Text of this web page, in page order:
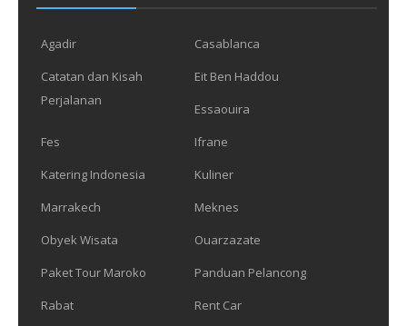
Agadir
Casablanca
Catatan dan Kisah
Perjalanan
Eit Ben Haddou
Essaouira
Fes
Ifrane
Katering Indonesia
Kuliner
Marrakech
Meknes
Obyek Wisata
Ouarzazate
Paket Tour Maroko
Panduan Pelancong
Rabat
Rent Car